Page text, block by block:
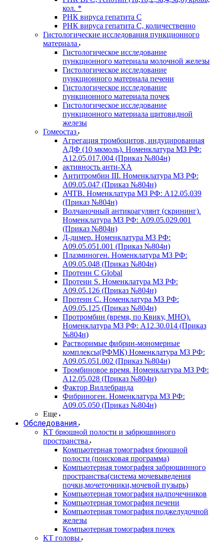
кол. *
РНК вируса гепатита C
РНК вируса гепатита C, количественно
Гистологические исследования пункционного
материала
Гистологическое исследование
пункционного материала молочной железы
Гистологическое исследование
пункционного материала печени
Гистологическое исследование
пункционного материала почек
Гистологическое исследование
пункционного материала щитовидной
железы
Гомеостаз
Агрегация тромбоцитов, индуцированная
АДФ (10 мкмоль). Номенклатура МЗ РФ:
A12.05.017.004 (Приказ №804н)
активность анти-ХА
Антитромбин III. Номенклатура МЗ РФ:
A09.05.047 (Приказ №804н)
АЧТВ. Номенклатура МЗ РФ: A12.05.039
(Приказ №804н)
Волчаночный антикоагулянт (скрининг).
Номенклатура МЗ РФ: A09.05.029.001
(Приказ №804н)
Д-димер. Номенклатура МЗ РФ:
A09.05.051.001 (Приказ №804н)
Плазминоген. Номенклатура МЗ РФ:
A09.05.048 (Приказ №804н)
Протеин C Global
Протеин S. Номенклатура МЗ РФ:
A09.05.126 (Приказ №804н)
Протеин С. Номенклатура МЗ РФ:
A09.05.125 (Приказ №804н)
Протромбин (время, по Квику, МНО).
Номенклатура МЗ РФ: A12.30.014 (Приказ
№804н)
Растворимые фибрин-мономерные
комплексы(РФМК) Номенклатура МЗ РФ:
A09.05.051.002 (Приказ №804н)
Тромбиновое время. Номенклатура МЗ РФ:
A12.05.028 (Приказ №804н)
Фактор Виллебранда
Фибриноген. Номенклатура МЗ РФ:
A09.05.050 (Приказ №804н)
Еще
Обследования
КТ брюшной полости и забрюшинного
пространства
Компьютерная томография брюшной
полости (поисковая программа)
Компьютерная томография забрюшинного
пространства(система мочевыведения
почки,мочеточники,мочевой пузырь)
Компьютерная томография надпочечников
Компьютерная томография печени
Компьютерная томография поджелудочной
железы
Компьютерная томография почек
КТ головы